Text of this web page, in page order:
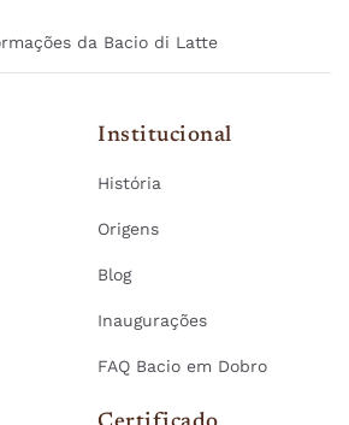
da Bacio di Latte
Institucional
História
Origens
Blog
Inaugurações
FAQ Bacio em Dobro